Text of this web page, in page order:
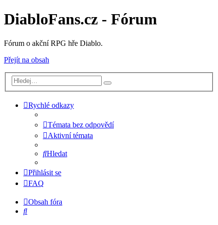
DiabloFans.cz - Fórum
Fórum o akční RPG hře Diablo.
Přejít na obsah
Rychlé odkazy
Témata bez odpovědí
Aktivní témata
Hledat
Přihlásit se
FAQ
Obsah fóra
Hledat